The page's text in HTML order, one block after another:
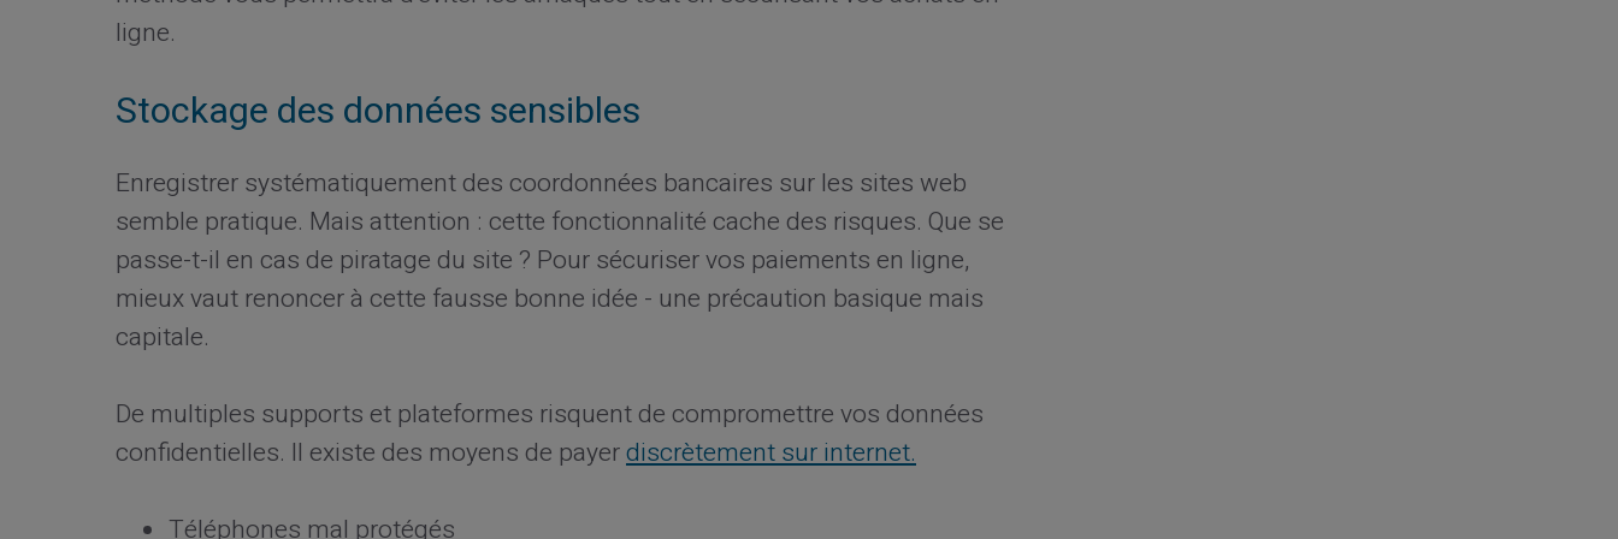
ligne.
Stockage des données sensibles
Enregistrer systématiquement des coordonnées bancaires sur les sites web
semble pratique. Mais attention : cette fonctionnalité cache des risques. Que se
passe-t-il en cas de piratage du site ? Pour sécuriser vos paiements en ligne,
mieux vaut renoncer à cette fausse bonne idée - une précaution basique mais
capitale.
De multiples supports et plateformes risquent de compromettre vos données
confidentielles. Il existe des moyens de payerdiscrètement sur internet.
Téléphones mal protégés